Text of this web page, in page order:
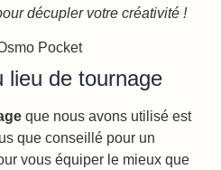
décupler votre créativité !
lieu de tournage
que nous avons utilisé est
que conseillé pour un
vous équiper le mieux que